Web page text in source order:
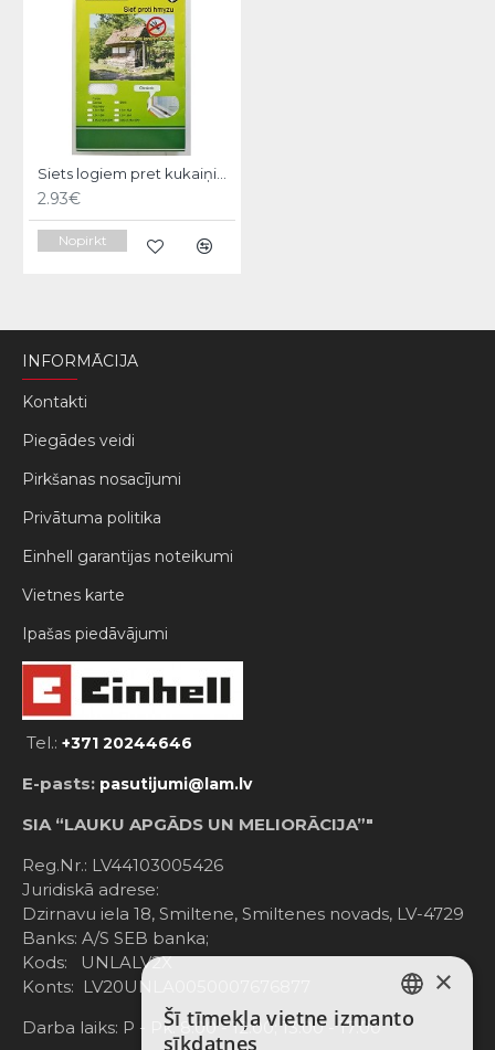
Siets logiem pret kukaiņiem FlyScreen, melns, 150x130cm
2.93€
Nopirkt
INFORMĀCIJA
Kontakti
Piegādes veidi
Pirkšanas nosacījumi
Privātuma politika
Einhell garantijas noteikumi
Vietnes karte
Ipašas piedāvājumi
Tel.: +371 20244646
E-pasts: pasutijumi@lam.lv
SIA “LAUKU APGĀDS UN MELIORĀCIJA”"
Reg.Nr.: LV44103005426
Juridiskā adrese:
Dzirnavu iela 18, Smiltene, Smiltenes novads, LV-4729
Banks: A/S SEB banka;
Kods: UNLALV2X
Konts: LV20UNLA0050007676877
Darba laiks: P - Pk. 8:00 - 12:00; 13:00 - 17:00
LATVIAN
×
Šī tīmekļa vietne izmanto
sīkdatnes